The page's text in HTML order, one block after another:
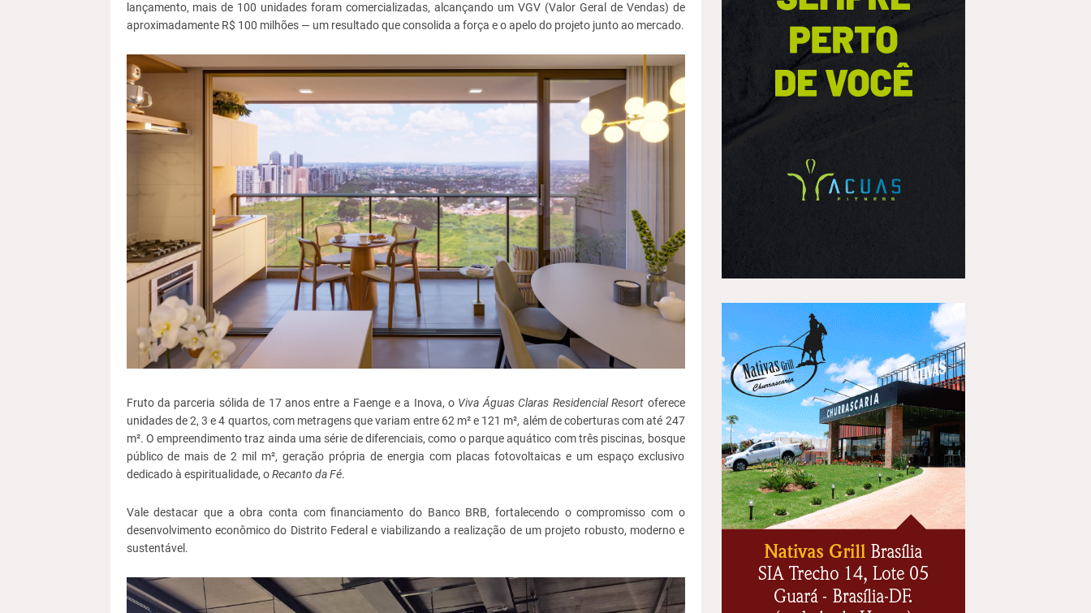
lançamento, mais de 100 unidades foram comercializadas, alcançando um VGV (Valor Geral de Vendas) de
aproximadamente R$ 100 milhões — um resultado que consolida a força e o apelo do projeto junto ao mercado.
Fruto da parceria sólida de 17 anos entre a Faenge e a Inova, o Viva Águas Claras Residencial Resort oferece
unidades de 2, 3 e 4 quartos, com metragens que variam entre 62 m² e 121 m², além de coberturas com até 247
m². O empreendimento traz ainda uma série de diferenciais, como o parque aquático com três piscinas, bosque
público de mais de 2 mil m², geração própria de energia com placas fotovoltaicas e um espaço exclusivo
dedicado à espiritualidade, oRecanto da Fé.
Vale destacar que a obra conta com financiamento do Banco BRB, fortalecendo o compromisso com o
desenvolvimento econômico do Distrito Federal e viabilizando a realização de um projeto robusto, moderno e
sustentável.